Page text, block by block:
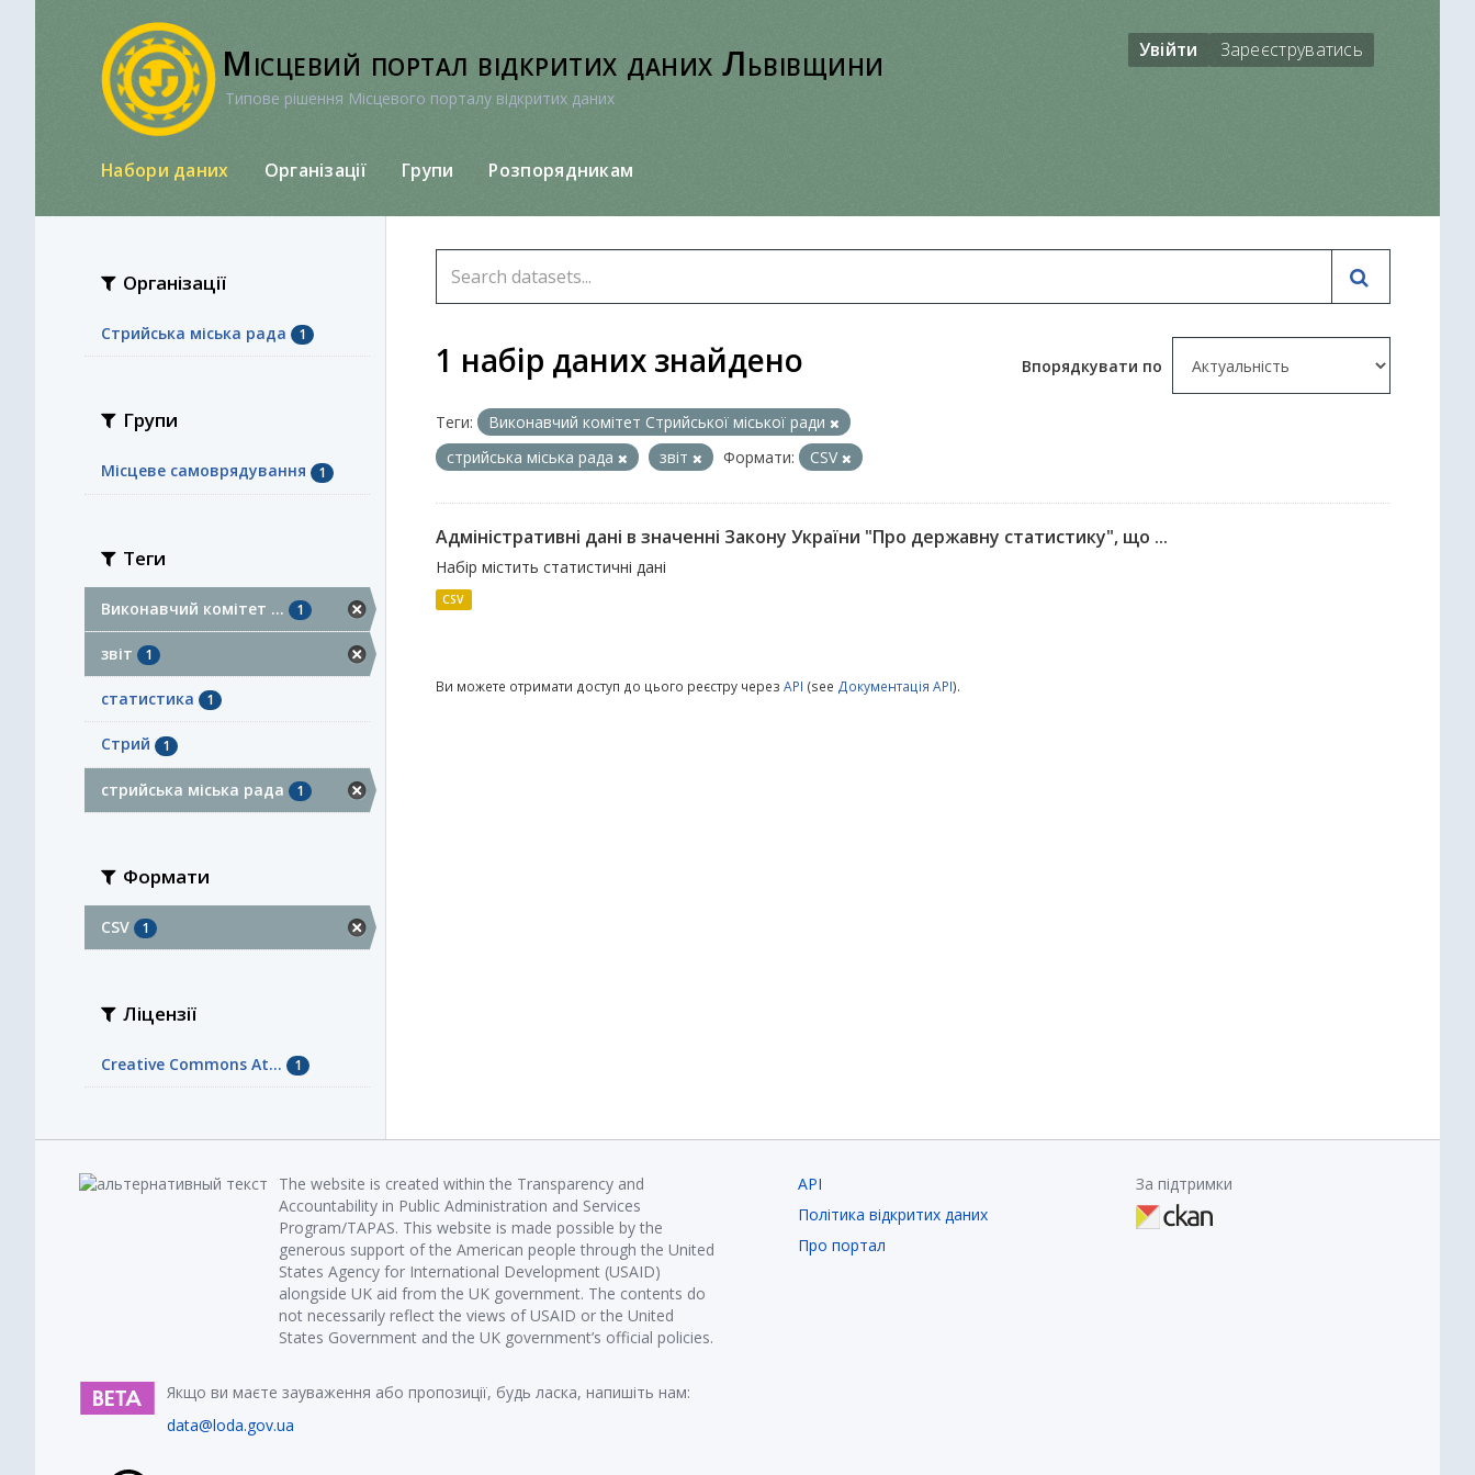
Місцевий портал відкритих даних Львівщини
Типове рішення Місцевого порталу відкритих даних
Увійти Зареєструватись
Набори даних Організації Групи Розпорядникам
Організації
Стрийська міська рада 1
Групи
Місцеве самоврядування 1
Теги
Виконавчий комітет ... 1
звіт 1
статистика 1
Стрий 1
стрийська міська рада 1
Формати
CSV 1
Ліцензії
Creative Commons At... 1
Впорядкувати по
1 набір даних знайдено
Теги:
Виконавчий комітет Стрийської міської ради
стрийська міська рада
звіт Формати: CSV
Адміністративні дані в значенні Закону України "Про державну статистику", що ...
Набір містить статистичні дані
CSV
Ви можете отримати доступ до цього реєстру через API (see Документація API).
The website is created within the Transparency and
Accountability in Public Administration and Services
Program/TAPAS. This website is made possible by the
generous support of the American people through the United
States Agency for International Development (USAID)
alongside UK aid from the UK government. The contents do
not necessarily reflect the views of USAID or the United
States Government and the UK government’s official policies.
Якщо ви маєте зауваження або пропозиції, будь ласка, напишіть нам:
data@loda.gov.ua
API
Політика відкритих даних
Про портал
За підтримки